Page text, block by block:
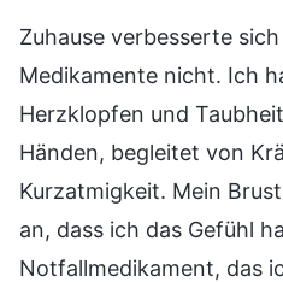
Zuhause verbesserte
Medikamente nicht. Ich
Herzklopfen und
Händen, begleitet von
Kurzatmigkeit. Mein
an, dass ich das Gefühl
Notfallmedikament, das